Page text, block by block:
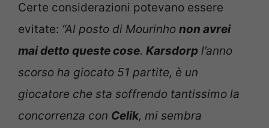
Certe considerazioni potevano essere
evitate: “Al posto di Mourinho non avrei
mai detto queste cose. Karsdorp l’anno
scorso ha giocato 51 partite, è un
giocatore che sta soffrendo tantissimo la
concorrenza con Celik, mi sembra